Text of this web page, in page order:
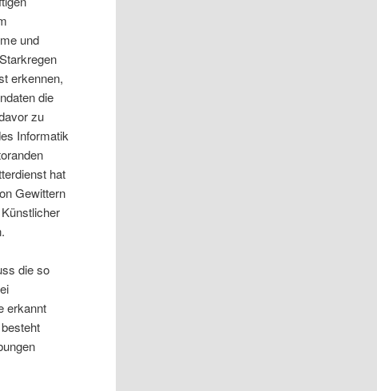
und
erkennen,
die
zu
Informatik
hat
Gewittern
die so
erkannt